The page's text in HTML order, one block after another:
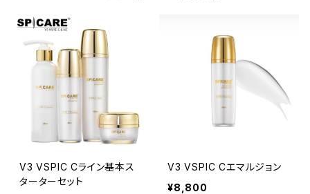
V3 VSPIC Cライン基本ス
ターターセット
V3 VSPIC Cエマルジョン
¥8,800